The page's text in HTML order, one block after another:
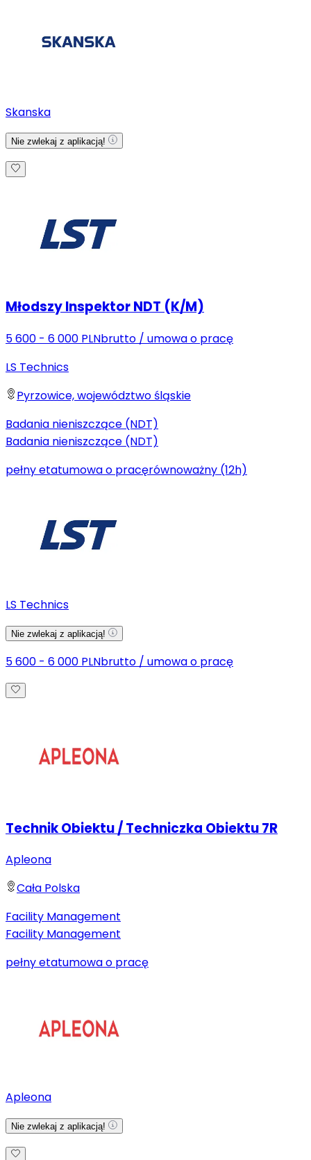
Skanska
Nie zwlekaj z aplikacją!
Młodszy Inspektor NDT (K/M)
5 600 - 6 000 PLNbrutto / umowa o pracę
LS Technics
Pyrzowice, województwo śląskie
Badania nieniszczące (NDT)
Badania nieniszczące (NDT)
pełny etatumowa o pracęrównoważny (12h)
LS Technics
Nie zwlekaj z aplikacją!
5 600 - 6 000 PLNbrutto / umowa o pracę
Technik Obiektu / Techniczka Obiektu 7R
Apleona
Cała Polska
Facility Management
Facility Management
pełny etatumowa o pracę
Apleona
Nie zwlekaj z aplikacją!